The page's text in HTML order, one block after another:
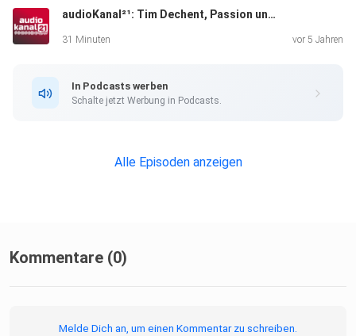
audioKanal²¹: Tim Dechent, Passion und Profession Fotografie
31 Minuten vor 5 Jahren
In Podcasts werben
Schalte jetzt Werbung in Podcasts.
Alle Episoden anzeigen
Kommentare (0)
Melde Dich an, um einen Kommentar zu schreiben.